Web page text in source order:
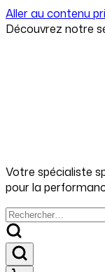
Aller au contenu
⁠⁠Découvrez notre
Votre spécialiste
pourla